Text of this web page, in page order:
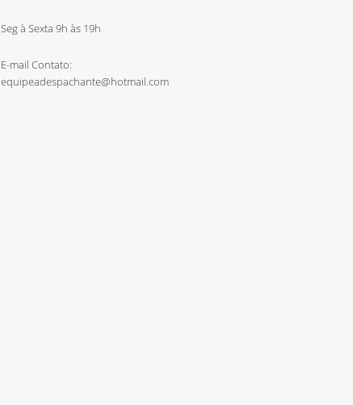
Seg à Sexta 9h às 19h
E-mail Contato:
equipeadespachante@hotmail.com